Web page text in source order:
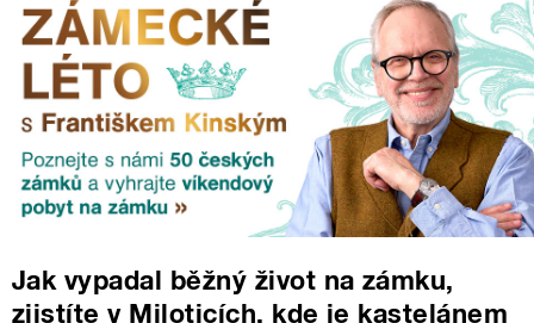
Jak vypadal běžný život na zámku,
zjistíte v Miloticích, kde je kastelánem